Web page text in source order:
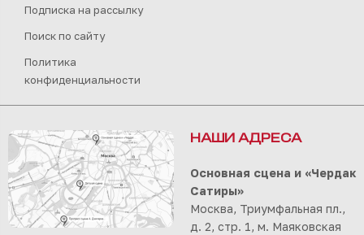
Подписка на рассылку
Поиск по сайту
Политика
конфиденциальности
НАШИ АДРЕСА
Основная сцена и «Чердак
Сатиры»
Москва, Триумфальная пл.,
д. 2, стр. 1, м. Маяковская